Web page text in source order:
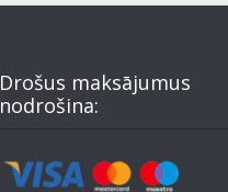
Drošus maksājumus
nodrošina: